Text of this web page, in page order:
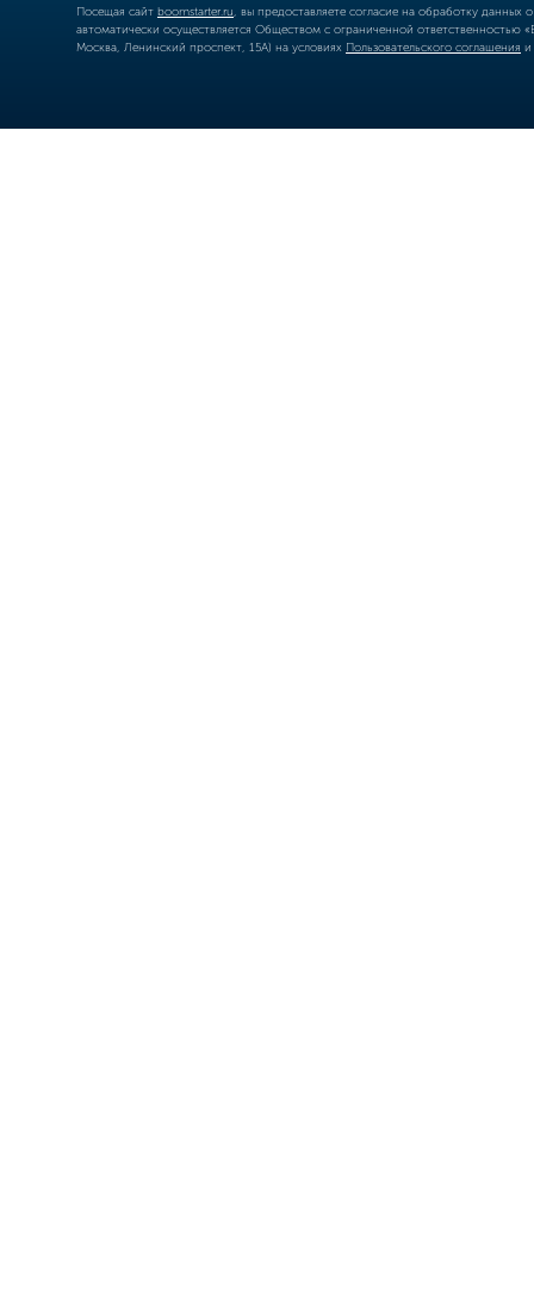
Посещая сайт boomstarter.ru , вы предоставляете согласие на обработку
автоматически осуществляется Обществом с ограниченной
Москва, Ленинский проспект, 15А) на условиях Пользовательского соглашения и